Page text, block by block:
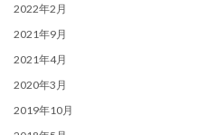
2022年2月
2021年9月
2021年4月
2020年3月
2019年10月